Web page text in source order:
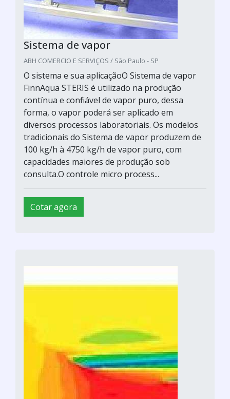
Sistema de vapor
ABH COMERCIO E SERVIÇOS / São Paulo - SP
O sistema e sua aplicaçãoO Sistema de vapor
FinnAqua STERIS é utilizado na produção
contínua e confiável de vapor puro, dessa
forma, o vapor poderá ser aplicado em
diversos processos laboratoriais. Os modelos
tradicionais do Sistema de vapor produzem de
100 kg/h à 4750 kg/h de vapor puro, com
capacidades maiores de produção sob
consulta.O controle micro process...
Cotar agora